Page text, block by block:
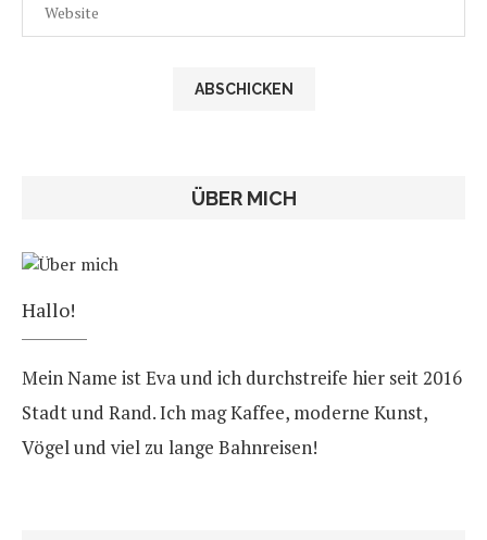
ÜBER MICH
Hallo!
Mein Name ist Eva und ich durchstreife hier seit 2016
Stadt und Rand. Ich mag Kaffee, moderne Kunst,
Vögel und viel zu lange Bahnreisen!